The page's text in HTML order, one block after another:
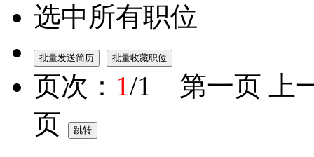
选中所有职位
页次： 1/1 第一页 上
页